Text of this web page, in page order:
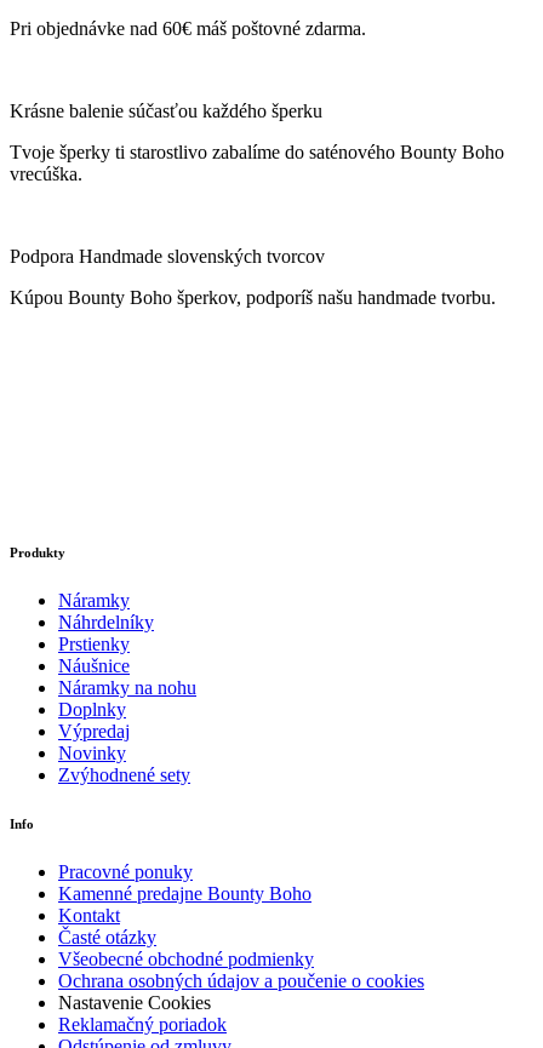
Pri objednávke nad 60€ máš poštovné zdarma.
Krásne balenie súčasťou každého šperku
Tvoje šperky ti starostlivo zabalíme do saténového Bounty Boho
vrecúška.
Podpora Handmade slovenských tvorcov
Kúpou Bounty Boho šperkov, podporíš našu handmade tvorbu.
Produkty
Náramky
Náhrdelníky
Prstienky
Náušnice
Náramky na nohu
Doplnky
Výpredaj
Novinky
Zvýhodnené sety
Info
Pracovné ponuky
Kamenné predajne Bounty Boho
Kontakt
Časté otázky
Všeobecné obchodné podmienky
Ochrana osobných údajov a poučenie o cookies
Nastavenie Cookies
Reklamačný poriadok